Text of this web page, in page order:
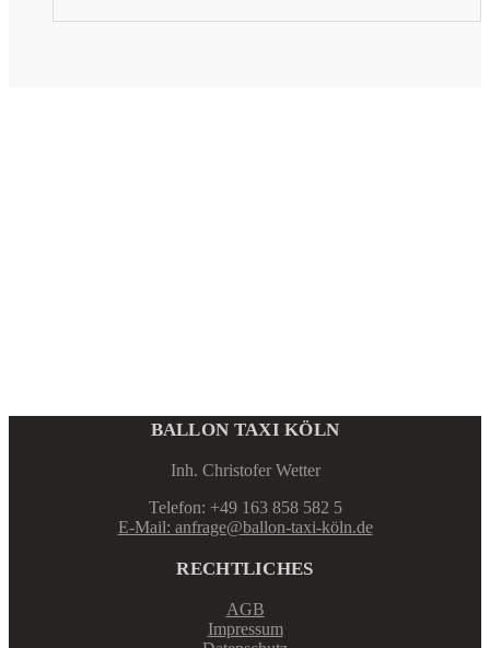
BALLON TAXI KÖLN
Inh. Christofer Wetter
Telefon: +49 163 858 582 5
E-Mail: anfrage@ballon-taxi-köln.de
RECHTLICHES
AGB
Impressum